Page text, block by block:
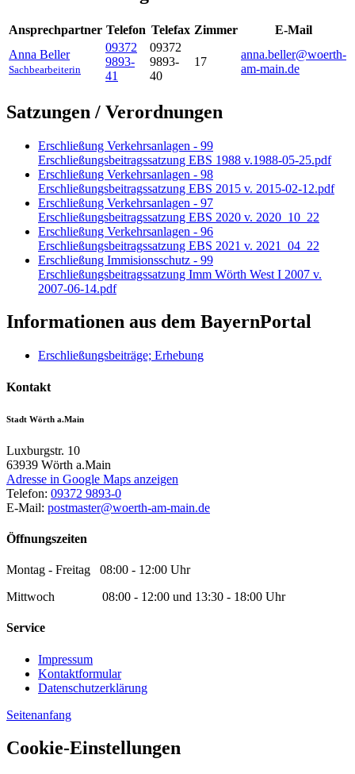
Ansprechpartner Telefon Telefax Zimmer
E-Mail
Anna Beller
Sachbearbeiterin
09372
9893-
41
09372
9893-
40
17
anna.beller@woerth-
am-main.de
Satzungen / Verordnungen
Erschließung Verkehrsanlagen - 99
Erschließungsbeitragssatzung EBS 1988 v.1988-05-25.pdf
Erschließung Verkehrsanlagen - 98
Erschließungsbeitragssatzung EBS 2015 v. 2015-02-12.pdf
Erschließung Verkehrsanlagen - 97
Erschließungsbeitragssatzung EBS 2020 v. 2020_10_22
Erschließung Verkehrsanlagen - 96
Erschließungsbeitragssatzung EBS 2021 v. 2021_04_22
Erschließung Immisionsschutz - 99
Erschließungsbeitragssatzung Imm Wörth West I 2007 v.
2007-06-14.pdf
Informationen aus dem BayernPortal
Erschließungsbeiträge; Erhebung
Kontakt
Stadt Wörth a.Main
Luxburgstr. 10
63939 Wörth a.Main
Adresse in Google Maps anzeigen
Telefon: 09372 9893-0
E-Mail: postmaster@woerth-am-main.de
Öffnungszeiten
Montag - Freitag 08:00 - 12:00 Uhr
Mittwoch 08:00 - 12:00 und 13:30 - 18:00 Uhr
Service
Impressum
Kontaktformular
Datenschutzerklärung
Seitenanfang
Cookie-Einstellungen